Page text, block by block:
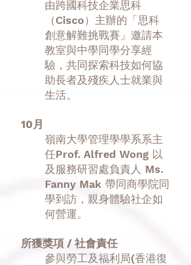
​由跨國科技企業思科
（Cisco）主辦的「思科
創意解難挑戰賽」邀請本
教室與中學同學分享經
驗，共同探索科技如何協
助長者及殘疾人士就業與
生活。
10月
​嶺南大學管理學學系系主
任Prof. Alfred Wong 以
及服務研習處負責人 Ms.
Fanny Mak 帶同商學院同
學到訪，親身體驗社企如
何營運。
所獲獎項 / 社會責任
參與勞工及福利局(香港復